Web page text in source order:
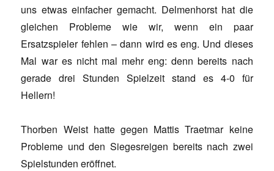
uns etwas einfacher gemacht. Delmenhorst hat die
gleichen Probleme wie wir, wenn ein paar
Ersatzspieler fehlen – dann wird es eng. Und dieses
Mal war es nicht mal mehr eng: denn bereits nach
gerade drei Stunden Spielzeit stand es 4-0 für
Hellern!
Thorben Weist hatte gegen Mattis Traetmar keine
Probleme und den Siegesreigen bereits nach zwei
Spielstunden eröffnet.